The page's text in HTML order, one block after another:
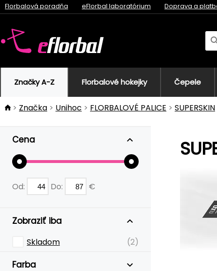
Florbalová poradňa eFlorbal laboratórium Doprava a
Značky A-Z Florbalové hokejky Čepele
Značka Unihoc FLORBALOVÉ PALICE SUPERSKIN
Cena
Od: Do: €
Zobraziť iba
Skladom (2)
Farba